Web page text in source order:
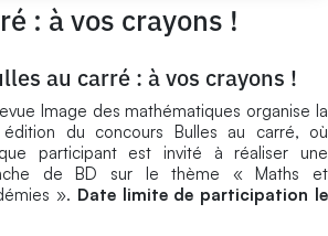
: à vos crayons !
au carré : à vos crayons !
Image des mathématiques organise la
édition du concours Bulles au carré, où
participant est invité à réaliser une
de BD sur le thème « Maths et
». Date limite de participation le